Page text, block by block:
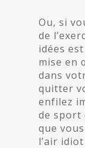
Ou, si
de
idées
mise en
dans
quitter
enfilez
de sport
que
l’air